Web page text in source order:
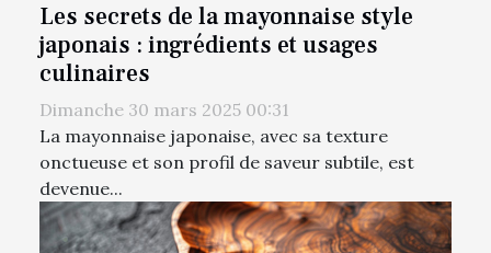
Les secrets de la mayonnaise style
japonais : ingrédients et usages
culinaires
Dimanche 30 mars 2025 00:31
La mayonnaise japonaise, avec sa texture
onctueuse et son profil de saveur subtile, est
devenue...